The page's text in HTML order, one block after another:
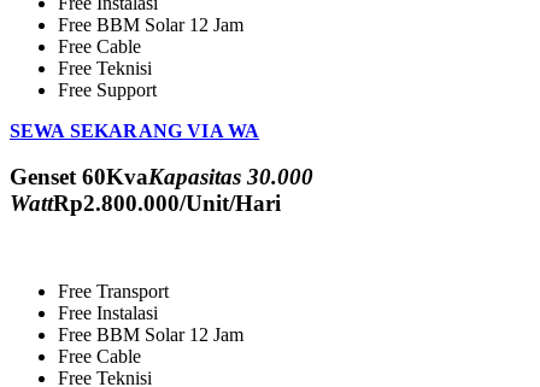
Free BBM Solar 12 Jam
Free Cable
Free Teknisi
Free Support
SEWA SEKARANG VIA WA
Genset 60KvaKapasitas 30.000
WattRp2.800.000/Unit/Hari
Free Transport
Free Instalasi
Free BBM Solar 12 Jam
Free Cable
Free Teknisi